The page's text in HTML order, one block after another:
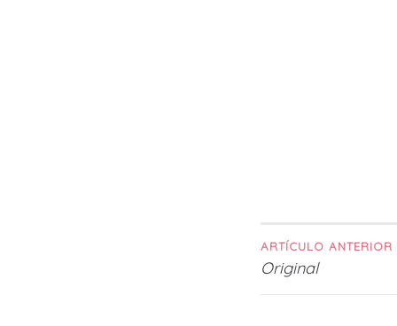
ARTÍCULO ANTERIOR
Original